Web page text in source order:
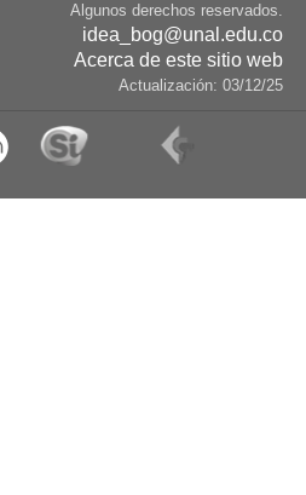
Algunos derechos reservados.
idea_bog@unal.edu.co
Acerca de este sitio web
Actualización: 03/12/25